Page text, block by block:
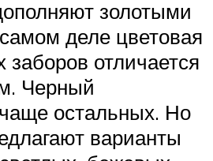
золотыми
деле цветовая
заборов отличается
Черный
остальных. Но
варианты